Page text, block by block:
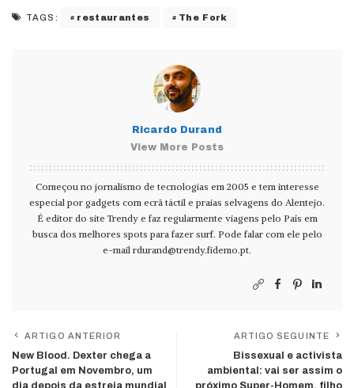
TAGS: restaurantes The Fork
Ricardo Durand
View More Posts
Começou no jornalismo de tecnologias em 2005 e tem interesse
especial por gadgets com ecrã táctil e praias selvagens do Alentejo.
É editor do site Trendy e faz regularmente viagens pelo País em
busca dos melhores spots para fazer surf. Pode falar com ele pelo
e-mail rdurand@trendy.fidemo.pt.
ARTIGO ANTERIOR
New Blood. Dexter chega a
Portugal em Novembro, um
ARTIGO SEGUINTE
Bissexual e activista
ambiental: vai ser assim o